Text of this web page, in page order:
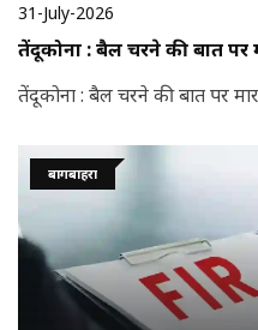
31-July-2026
तेंदूकोना : बैल चरने की बात पर
तेंदूकोना : बैल चरने की बात पर
बागबाहरा